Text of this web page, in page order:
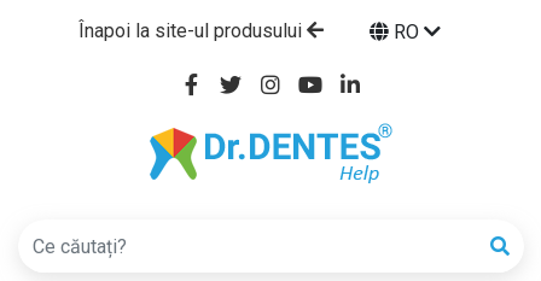
Înapoi la site-ul produsului RO